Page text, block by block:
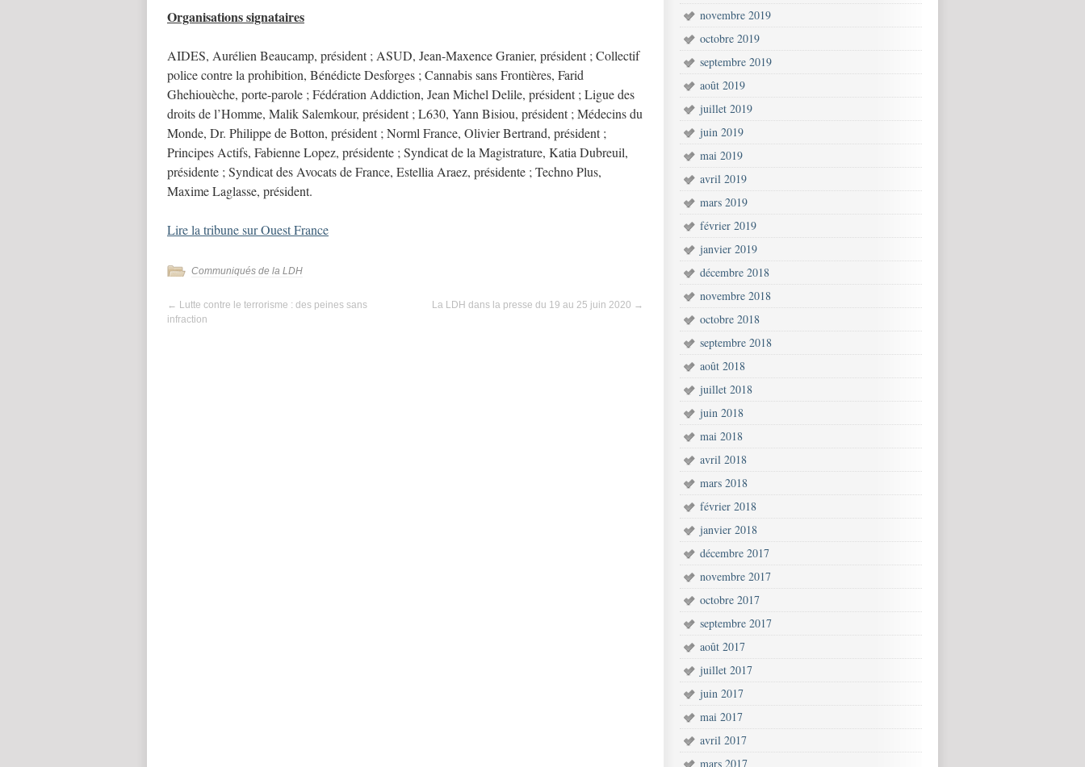
Organisations signataires
AIDES, Aurélien Beaucamp, président ; ASUD, Jean-Maxence Granier, président ; Collectif
police contre la prohibition, Bénédicte Desforges ; Cannabis sans Frontières, Farid
Ghehiouèche, porte-parole ; Fédération Addiction, Jean Michel Delile, président ; Ligue des
droits de l’Homme, Malik Salemkour, président ; L630, Yann Bisiou, président ; Médecins du
Monde, Dr. Philippe de Botton, président ; Norml France, Olivier Bertrand, président ;
Principes Actifs, Fabienne Lopez, présidente ; Syndicat de la Magistrature, Katia Dubreuil,
présidente ; Syndicat des Avocats de France, Estellia Araez, présidente ; Techno Plus,
Maxime Laglasse, président.
Lire la tribune sur Ouest France
Communiqués de la LDH
← Lutte contre le terrorisme : des peines sans
infraction
La LDH dans la presse du 19 au 25 juin 2020 →
novembre 2019
octobre 2019
septembre 2019
août 2019
juillet 2019
juin 2019
mai 2019
avril 2019
mars 2019
février 2019
janvier 2019
décembre 2018
novembre 2018
octobre 2018
septembre 2018
août 2018
juillet 2018
juin 2018
mai 2018
avril 2018
mars 2018
février 2018
janvier 2018
décembre 2017
novembre 2017
octobre 2017
septembre 2017
août 2017
juillet 2017
juin 2017
mai 2017
avril 2017
mars 2017